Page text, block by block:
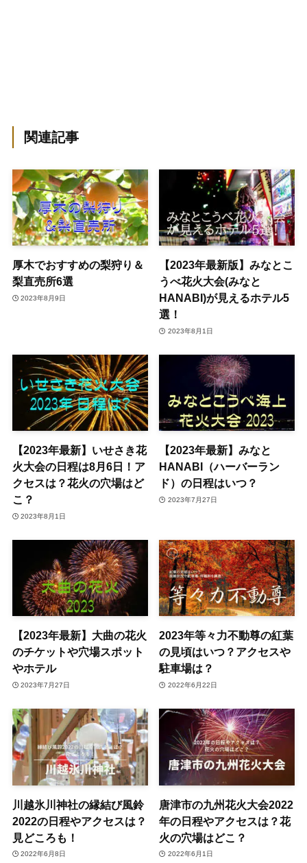
関連記事
厚木でおすすめの梨狩り＆
梨直売所6選
2023年8月9日
【2023年最新版】みなとこ
うべ花火大会(みなと
HANABI)が見えるホテル5
選！
2023年8月1日
【2023年最新】いせさき花
火大会の日程は8月6日！ア
クセスは？花火の穴場はど
こ？
2023年8月1日
【2023年最新】みなと
HANABI（ハーバーラン
ド）の日程はいつ？
2023年7月27日
【2023年最新】大曲の花火
のチケットや穴場スポット
やホテル
2023年7月27日
2023年等々力不動尊の紅葉
の見頃はいつ？アクセスや
駐車場は？
2022年6月22日
川越氷川神社の縁結び風鈴
2022の日程やアクセスは？
見どころも！
2022年6月8日
唐津市の九州花火大会2022
年の日程やアクセスは？花
火の穴場はどこ？
2022年6月1日